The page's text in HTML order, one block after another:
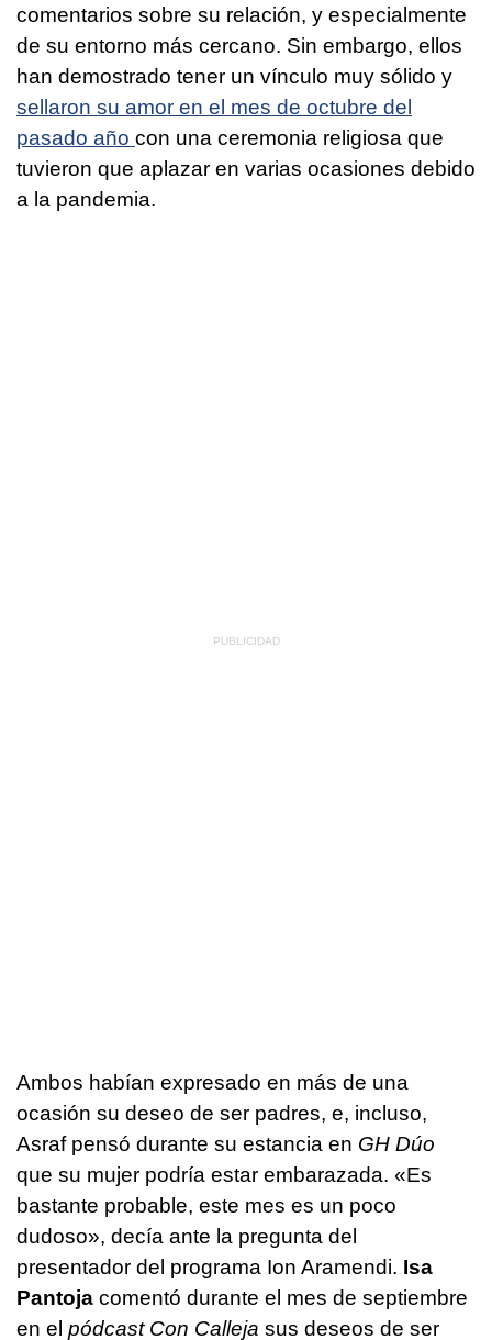
comentarios sobre su relación, y especialmente
de su entorno más cercano. Sin embargo, ellos
han demostrado tener un vínculo muy sólido y
sellaron su amor en el mes de octubre del
pasado año con una ceremonia religiosa que
tuvieron que aplazar en varias ocasiones debido
a la pandemia.
Ambos habían expresado en más de una
ocasión su deseo de ser padres, e, incluso,
Asraf pensó durante su estancia en GH Dúo
que su mujer podría estar embarazada. «Es
bastante probable, este mes es un poco
dudoso», decía ante la pregunta del
presentador del programa Ion Aramendi. Isa
Pantoja comentó durante el mes de septiembre
en el pódcast Con Calleja sus deseos de ser